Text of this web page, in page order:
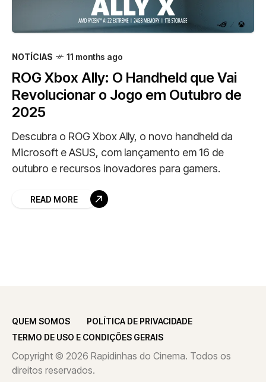
NOTÍCIAS 11 months ago
ROG Xbox Ally: O Handheld que Vai
Revolucionar o Jogo em Outubro de
2025
Descubra o ROG Xbox Ally, o novo handheld da
Microsoft e ASUS, com lançamento em 16 de
outubro e recursos inovadores para gamers.
READ MORE
QUEM SOMOS
POLÍTICA DE PRIVACIDADE
TERMO DE USO E CONDIÇÕES GERAIS
Copyright © 2026 Rapidinhas do Cinema. Todos os
direitos reservados.